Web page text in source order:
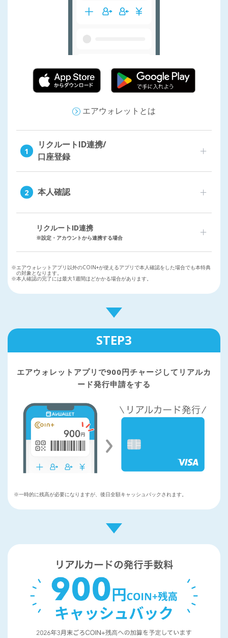
エアウォレットとは
リクルートID連携/
口座登録
本人確認
リクルートID連携
※設定・アカウントから連携する場合
※エアウォレットアプリ以外のCOIN+が使えるアプリで本人確認をした場合でも本特典
の対象となります。
※本人確認の完了には最大1週間ほどかかる場合があります。
STEP3
エアウォレットアプリで900円チャージして リアルカ
ード発行申請をする
※一時的に残高が必要になりますが、後日全額キャッシュバックされます。